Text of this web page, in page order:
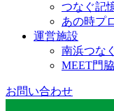
つなぐ記
あの時プ
運営施設
南浜つな
MEET門脇
お問い合わせ